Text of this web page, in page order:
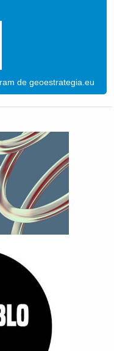
de geoestrategia.eu